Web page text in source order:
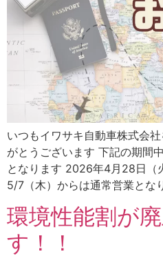
いつもイワサキ自動車株式会
がとうございます 下記の期間
となります 2026年4月28日（
5/7（木）からは通常営業とな
環境性能割が
す！！